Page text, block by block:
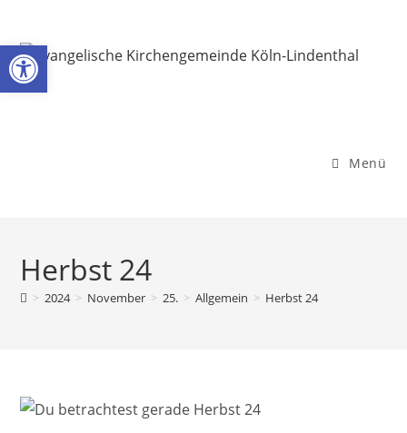
springen
Menü
Herbst 24
> 2024 > November > 25. > Allgemein > Herbst 24
Werkzeugleiste öffnen